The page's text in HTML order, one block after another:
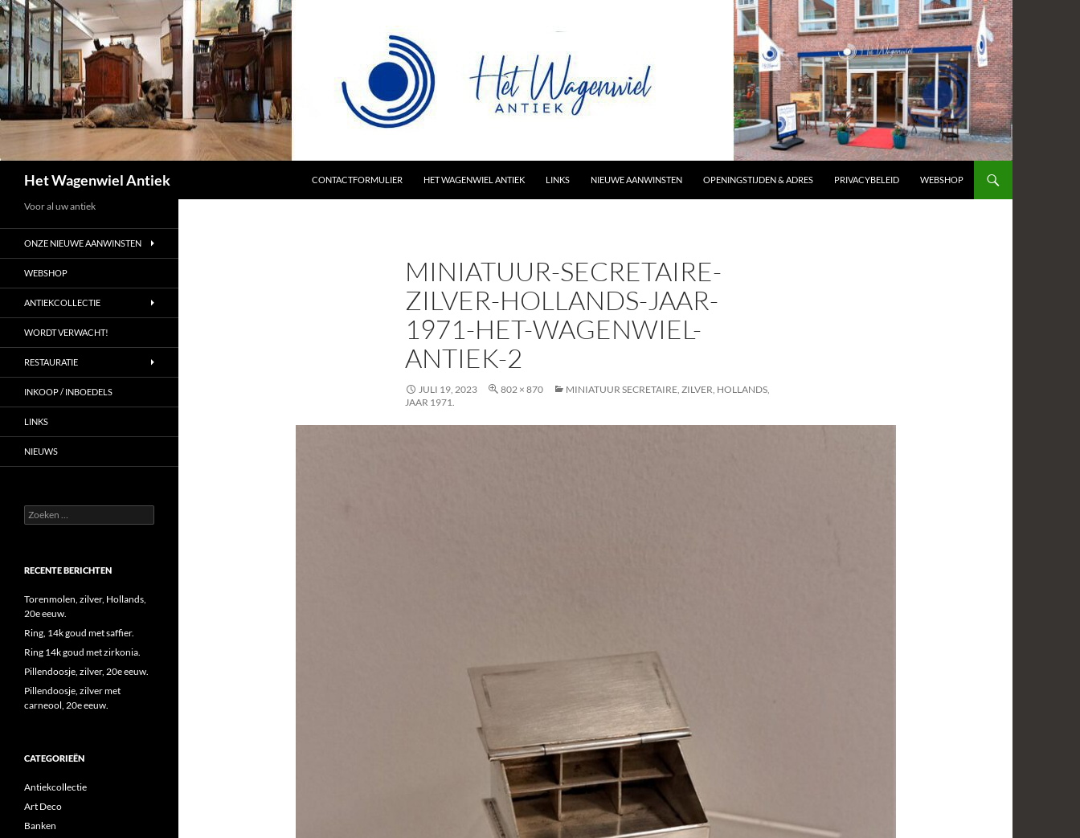
Het Wagenwiel Antiek
CONTACTFORMULIER
HET WAGENWIEL ANTIEK LINKS NIEUWE AANWINSTEN OPENINGSTIJDEN & ADRES PRIVACYBELEID WEBSHOP
MINIATUUR-SECRETAIRE-
ZILVER-HOLLANDS-JAAR-
1971-HET-WAGENWIEL-
ANTIEK-2
JULI 19, 2023 802 × 870
MINIATUUR SECRETAIRE, ZILVER, HOLLANDS,
JAAR 1971.
Voor al uw antiek
ONZE NIEUWE AANWINSTEN
WEBSHOP
ANTIEKCOLLECTIE
WORDT VERWACHT!
RESTAURATIE
INKOOP / INBOEDELS
LINKS
NIEUWS
Zoeken
naar:
RECENTE BERICHTEN
Torenmolen, zilver, Hollands,
20e eeuw.
Ring, 14k goud met saffier.
Ring 14k goud met zirkonia.
Pillendoosje, zilver, 20e eeuw.
Pillendoosje, zilver met
carneool, 20e eeuw.
CATEGORIEËN
Antiekcollectie
Art Deco
Banken